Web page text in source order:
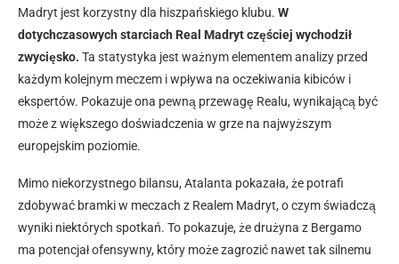
Madryt jest korzystny dla hiszpańskiego klubu. W
dotychczasowych starciach Real Madryt częściej wychodził
zwycięsko. Ta statystyka jest ważnym elementem analizy przed
każdym kolejnym meczem i wpływa na oczekiwania kibiców i
ekspertów. Pokazuje ona pewną przewagę Realu, wynikającą być
może z większego doświadczenia w grze na najwyższym
europejskim poziomie.
Mimo niekorzystnego bilansu, Atalanta pokazała, że potrafi
zdobywać bramki w meczach z Realem Madryt, o czym świadczą
wyniki niektórych spotkań. To pokazuje, że drużyna z Bergamo
ma potencjał ofensywny, który może zagrozić nawet tak silnemu